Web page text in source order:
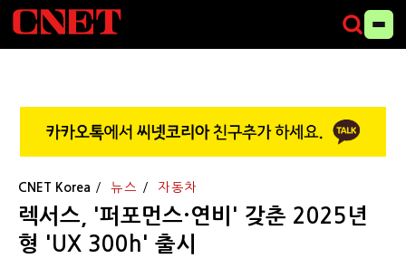
CNET Korea 뉴스 자동차
렉서스, '퍼포먼스·연비' 갖춘 2025년
형 'UX 300h' 출시